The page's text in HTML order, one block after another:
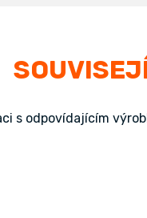
s odpovídajícím